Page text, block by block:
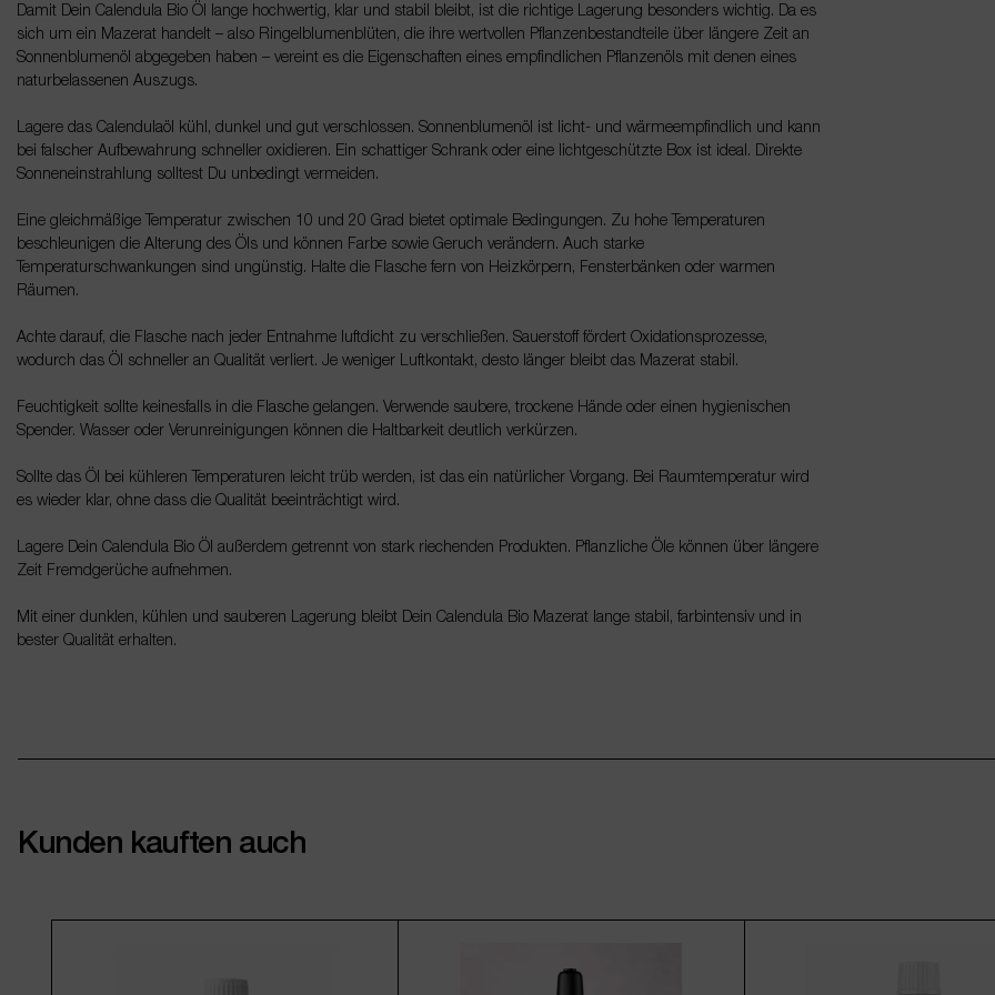
Damit Dein Calendula Bio Öl lange hochwertig, klar und stabil bleibt, ist die richtige Lagerung besonders wichtig. Da es
sich um ein Mazerat handelt – also Ringelblumenblüten, die ihre wertvollen Pflanzenbestandteile über längere Zeit an
Sonnenblumenöl abgegeben haben – vereint es die Eigenschaften eines empfindlichen Pflanzenöls mit denen eines
naturbelassenen Auszugs.
Lagere das Calendulaöl kühl, dunkel und gut verschlossen. Sonnenblumenöl ist licht- und wärmeempfindlich und kann
bei falscher Aufbewahrung schneller oxidieren. Ein schattiger Schrank oder eine lichtgeschützte Box ist ideal. Direkte
Sonneneinstrahlung solltest Du unbedingt vermeiden.
Eine gleichmäßige Temperatur zwischen 10 und 20 Grad bietet optimale Bedingungen. Zu hohe Temperaturen
beschleunigen die Alterung des Öls und können Farbe sowie Geruch verändern. Auch starke
Temperaturschwankungen sind ungünstig. Halte die Flasche fern von Heizkörpern, Fensterbänken oder warmen
Räumen.
Achte darauf, die Flasche nach jeder Entnahme luftdicht zu verschließen. Sauerstoff fördert Oxidationsprozesse,
wodurch das Öl schneller an Qualität verliert. Je weniger Luftkontakt, desto länger bleibt das Mazerat stabil.
Feuchtigkeit sollte keinesfalls in die Flasche gelangen. Verwende saubere, trockene Hände oder einen hygienischen
Spender. Wasser oder Verunreinigungen können die Haltbarkeit deutlich verkürzen.
Sollte das Öl bei kühleren Temperaturen leicht trüb werden, ist das ein natürlicher Vorgang. Bei Raumtemperatur wird
es wieder klar, ohne dass die Qualität beeinträchtigt wird.
Lagere Dein Calendula Bio Öl außerdem getrennt von stark riechenden Produkten. Pflanzliche Öle können über längere
Zeit Fremdgerüche aufnehmen.
Mit einer dunklen, kühlen und sauberen Lagerung bleibt Dein Calendula Bio Mazerat lange stabil, farbintensiv und in
bester Qualität erhalten.
Kunden kauften auch